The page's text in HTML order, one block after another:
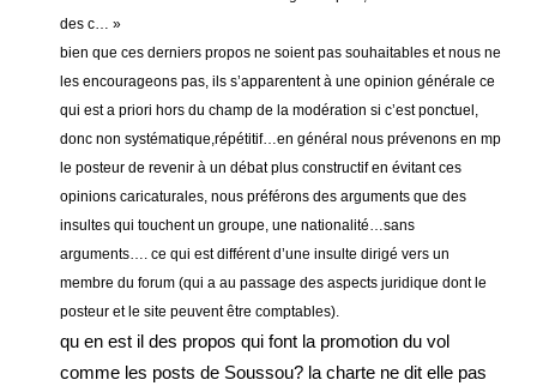
des c… »
bien que ces derniers propos ne soient pas souhaitables et nous ne
les encourageons pas, ils s’apparentent à une opinion générale ce
qui est a priori hors du champ de la modération si c’est ponctuel,
donc non systématique,répétitif…en général nous prévenons en mp
le posteur de revenir à un débat plus constructif en évitant ces
opinions caricaturales, nous préférons des arguments que des
insultes qui touchent un groupe, une nationalité…sans
arguments…. ce qui est différent d’une insulte dirigé vers un
membre du forum (qui a au passage des aspects juridique dont le
posteur et le site peuvent être comptables).
qu en est il des propos qui font la promotion du vol
comme les posts de Soussou? la charte ne dit elle pas